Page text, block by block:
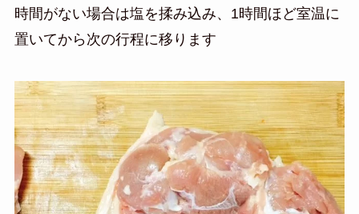
時間がない場合は塩を揉み込み、1時間ほど室温に
置いてから次の行程に移ります